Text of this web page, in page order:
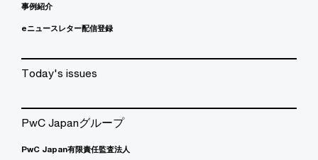
事例紹介
eニュースレター配信登録
Today's issues
PwC Japanグループ
PwC Japan有限責任監査法人